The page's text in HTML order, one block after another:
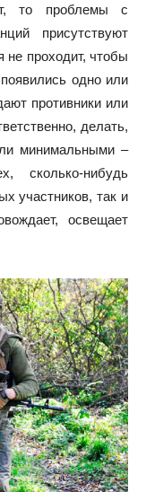
то проблемы с
присутствуют
не проходит, чтобы
одно или
противники или
делать,
минимальными –
сколько-нибудь
участников, так и
освещает